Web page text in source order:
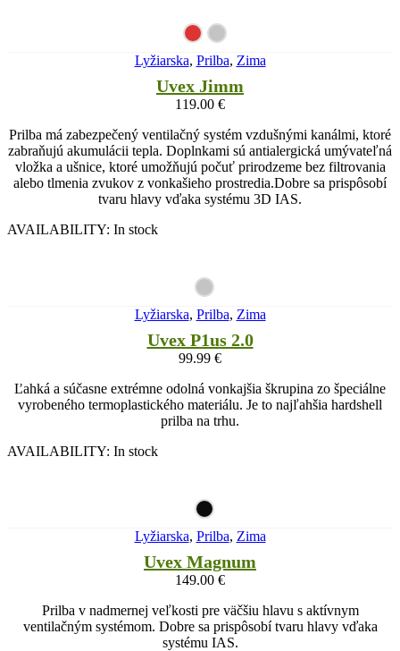
Lyžiarska, Prilba, Zima
Uvex Jimm
119.00 €
Prilba má zabezpečený ventilačný systém vzdušnými kanálmi, ktoré
zabraňujú akumulácii tepla. Doplnkami sú antialergická umývateľná
vložka a ušnice, ktoré umožňujú počuť prirodzeme bez filtrovania
alebo tlmenia zvukov z vonkašieho prostredia.Dobre sa prispôsobí
tvaru hlavy vďaka systému 3D IAS.
AVAILABILITY: In stock
Lyžiarska, Prilba, Zima
Uvex P1us 2.0
99.99 €
Ľahká a súčasne extrémne odolná vonkajšia škrupina zo špeciálne
vyrobeného termoplastického materiálu. Je to najľahšia hardshell
prilba na trhu.
AVAILABILITY: In stock
Lyžiarska, Prilba, Zima
Uvex Magnum
149.00 €
Prilba v nadmernej veľkosti pre väčšiu hlavu s aktívnym
ventilačným systémom. Dobre sa prispôsobí tvaru hlavy vďaka
systému IAS.